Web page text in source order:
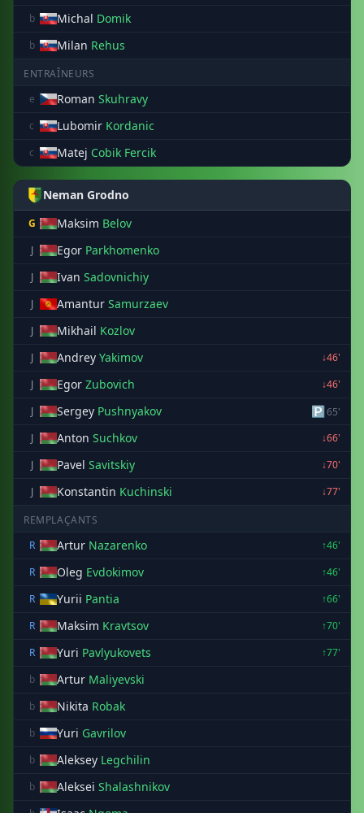
b Michal Domik
b Milan Rehus
ENTRAÎNEURS
e
Roman Skuhravy
c Lubomir Kordanic
c Matej Cobik Fercik
Neman Grodno
G Maksim Belov
J Egor Parkhomenko
J Ivan Sadovnichiy
J Amantur Samurzaev
J Mikhail Kozlov
J Andrey Yakimov
↓46'
J
Egor Zubovich
↓46'
J
Sergey Pushnyakov 🅿65'
J
Anton Suchkov
↓66'
J
Pavel Savitskiy
↓70'
J
Konstantin Kuchinski ↓77'
REMPLAÇANTS
R
Artur Nazarenko
↑46'
R
Oleg Evdokimov
↑46'
R
Yurii Pantia
↑66'
R
Maksim Kravtsov
↑70'
R
Yuri Pavlyukovets
↑77'
b
Artur Maliyevski
b Nikita Robak
b Yuri Gavrilov
b Aleksey Legchilin
b Aleksei Shalashnikov